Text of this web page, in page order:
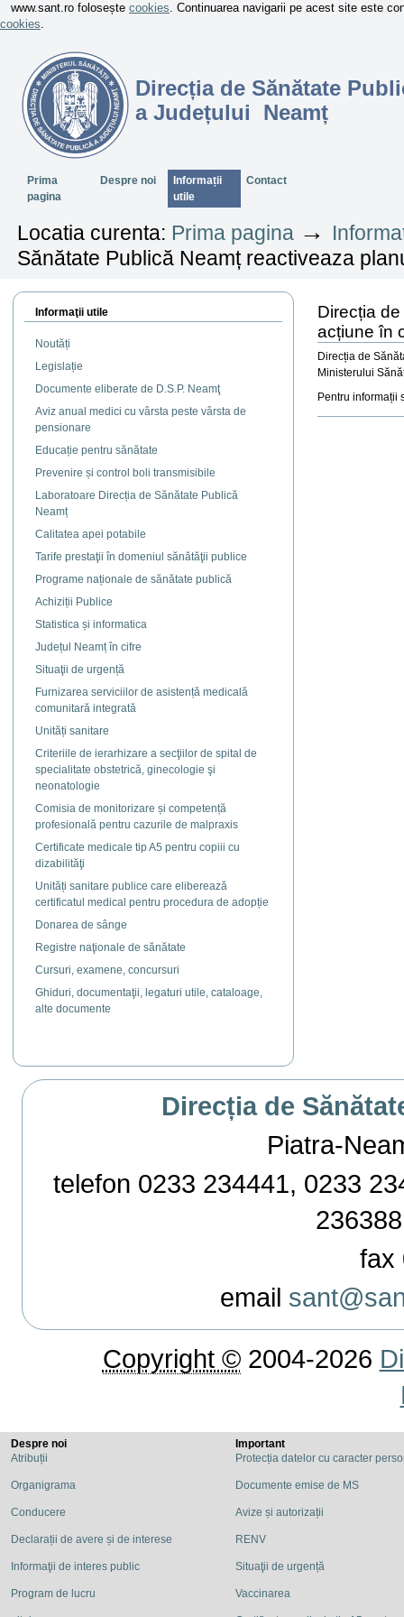
www.sant.ro folosește cookies. Continuarea navigarii pe acest site este
cookies.
Direcția de Sănătate
a Județului Neamț
SectiuniPrima
pagina
Despre noi
Informații
utile
Contact
Locatia curenta: Prima pagina →
Sănătate Publică Neamț reactiveaza
Informaţii utile
Noutăți
Legislație
Documente eliberate de D.S.P. Neamţ
Aviz anual medici cu vârsta peste vârsta de
pensionare
Educație pentru sănătate
Prevenire și control boli transmisibile
Laboratoare Direcția de Sănătate Publică
Neamț
Calitatea apei potabile
Tarife prestaţii în domeniul sănătăţii publice
Programe naționale de sănătate publică
Achiziții Publice
Statistica și informatica
Județul Neamț în cifre
Situaţii de urgență
Furnizarea serviciilor de asistență medicală
comunitară integrată
Unități sanitare
Criteriile de ierarhizare a secţiilor de spital de
specialitate obstetrică, ginecologie şi
neonatologie
Comisia de monitorizare și competență
profesională pentru cazurile de malpraxis
Certificate medicale tip A5 pentru copiii cu
dizabilităţi
Unități sanitare publice care eliberează
certificatul medical pentru procedura de adopție
Donarea de sânge
Registre naţionale de sănătate
Cursuri, examene, concursuri
Ghiduri, documentaţii, legaturi utile, cataloage,
alte documente
Direcția
acțiune în
Direcția de
Ministerului
Pentru informații
Direcția de
Piatra-
telefon 0233 234441, 0233
fax
email
Copyright ©2004-2026
Despre noi
Atribuții
Organigrama
Conducere
Declarații de avere și de interese
Informaţii de interes public
Program de lucru
Important
Protecția datelor cu caracter
Documente emise de MS
Avize și autorizații
RENV
Situaţii de urgență
Vaccinarea